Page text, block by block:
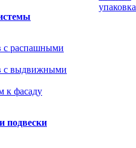
с распашными
с выдвижными
к фасаду
подвески
упаковка